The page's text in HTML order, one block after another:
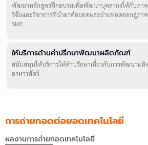
พัฒนาหลักสูตรฝึกอบรมเพื่อพัฒนาบุคลากรให้กับภาค
วิจัยและวิชาการที่นำมาต่อยอดและถ่ายทอดออกสู่ภา
SME
ให้บริการด้านคำปรึกษาพัฒนาผลิตภัณฑ์
สนับสนุนให้บริการให้คำปรึกษาเกี่ยวกับการพัฒนาผ
อาหารสัตว์
การถ่ายทอดต่อยอดเทคโนโลยี
ผลงานการถ่ายทอดเทคโนโลยี